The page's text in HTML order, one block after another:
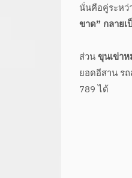
นั่นคือคู่ระหว่
ขาด” กลายเ
ส่วนขุนเข่า
ยอดอีสาน ร
789 ได้